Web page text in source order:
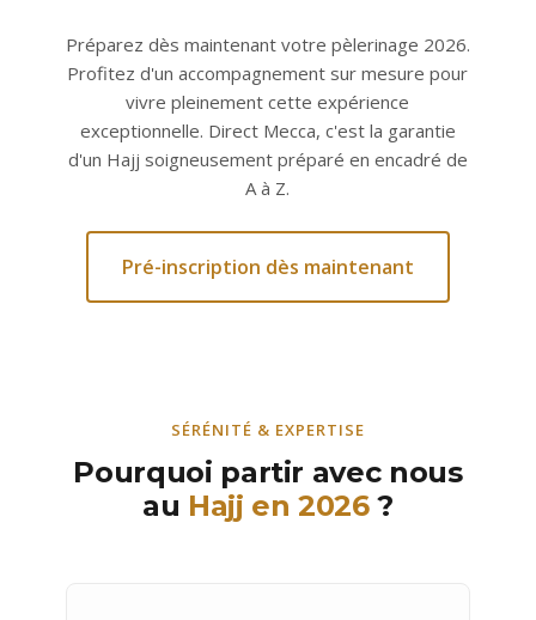
Préparez dès maintenant votre pèlerinage 2026.
Profitez d'un accompagnement sur mesure pour
vivre pleinement cette expérience
exceptionnelle. Direct Mecca, c'est la garantie
d'un Hajj soigneusement préparé en encadré de
A à Z.
Pré-inscription dès maintenant
SÉRÉNITÉ & EXPERTISE
Pourquoi partir avec nous
au Hajj en 2026?